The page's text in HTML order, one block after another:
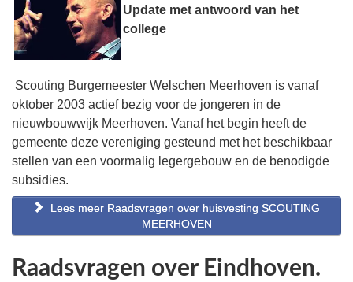
Update met antwoord van het
college
Scouting Burgemeester Welschen Meerhoven is vanaf
oktober 2003 actief bezig voor de jongeren in de
nieuwbouwwijk Meerhoven. Vanaf het begin heeft de
gemeente deze vereniging gesteund met het beschikbaar
stellen van een voormalig legergebouw en de benodigde
subsidies.
Lees meer Raadsvragen over huisvesting SCOUTING
MEERHOVEN
Raadsvragen over Eindhoven.